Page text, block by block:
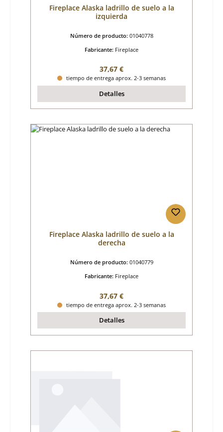
Fireplace Alaska ladrillo de suelo a la
izquierda
Número de producto: 01040778
Fabricante: Fireplace
Precio normal:
37,67 €
tiempo de entrega aprox. 2-3 semanas
Detalles
Fireplace Alaska ladrillo de suelo a la
derecha
Número de producto: 01040779
Fabricante: Fireplace
Precio normal:
37,67 €
tiempo de entrega aprox. 2-3 semanas
Detalles